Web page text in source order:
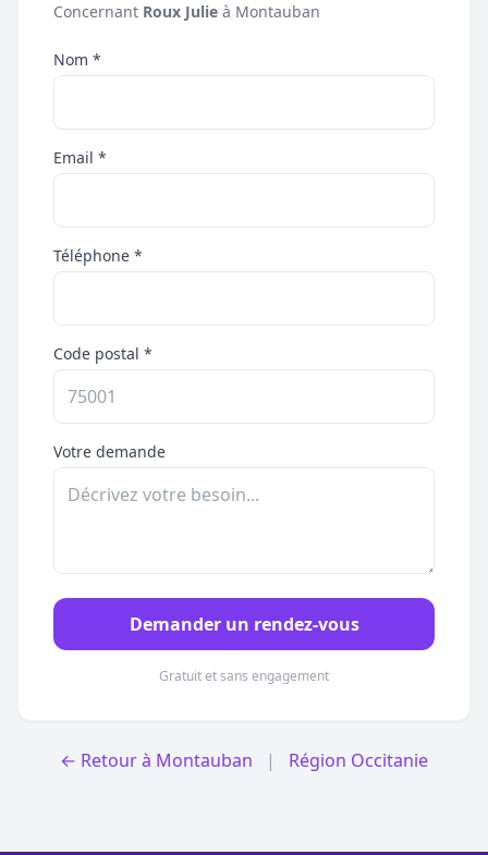
Concernant Roux Julie à Montauban
Nom *
Email *
Téléphone *
Code postal *
Votre demande
Demander un rendez-vous
Gratuit et sans engagement
← Retour à Montauban | Région Occitanie